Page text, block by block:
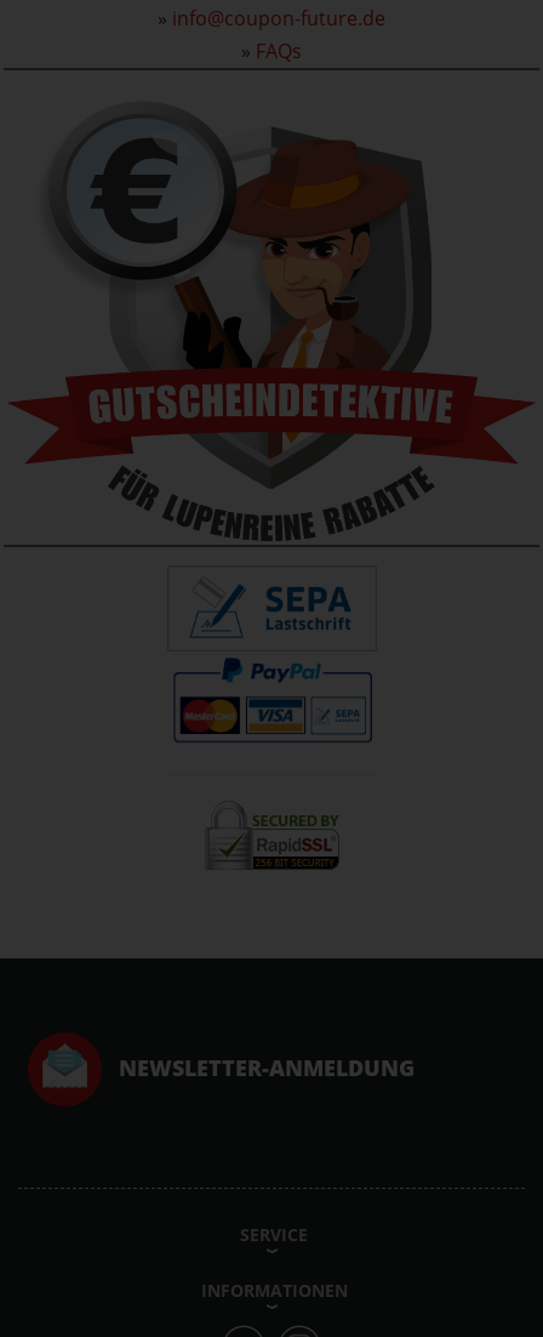
» info@coupon-future.de
» FAQs
NEWSLETTER-ANMELDUNG
SERVICE
INFORMATIONEN